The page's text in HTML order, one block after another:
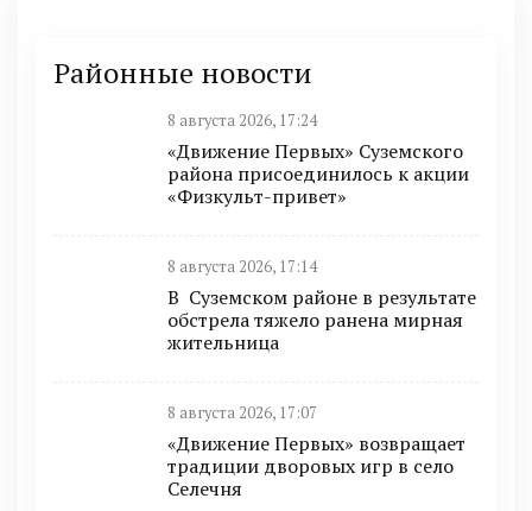
Районные новости
8 августа 2026, 17:24
«Движение Первых» Суземского
района присоединилось к акции
«Физкульт-привет»
8 августа 2026, 17:14
В Суземском районе в результате
обстрела тяжело ранена мирная
жительница
8 августа 2026, 17:07
«Движение Первых» возвращает
традиции дворовых игр в село
Селечня